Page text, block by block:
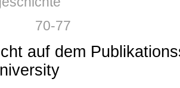
70-77
auf dem